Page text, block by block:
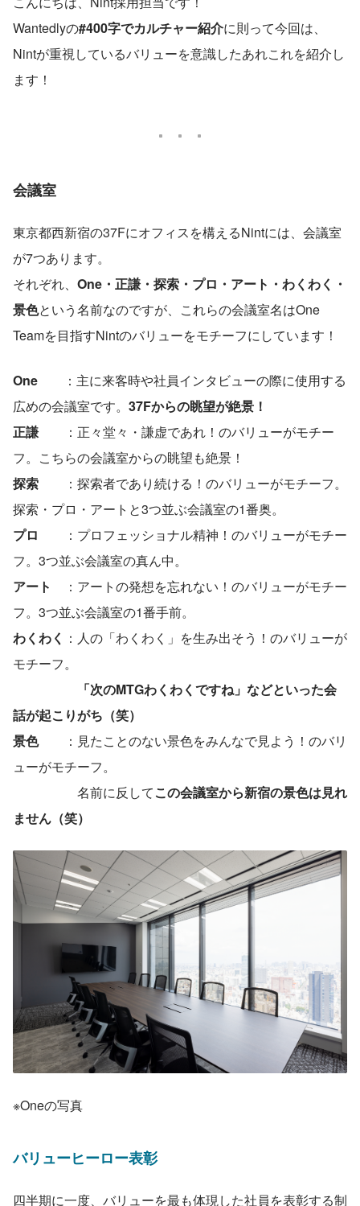
Wantedlyの#400字でカルチャー紹介に則って今回は、
Nintが重視しているバリューを意識したあれこれを紹介し
ます！
会議室
東京都西新宿の37Fにオフィスを構えるNintには、会議室
が7つあります。
それぞれ、 One・正謙・探索・プロ・アート・わくわく・
景色という名前なのですが、これらの会議室名はOne
Teamを目指すNintのバリューをモチーフにしています！
One
：主に来客時や社員インタビューの際に使用する
広めの会議室です。 37Fからの眺望が絶景！
正謙 ：正々堂々・謙虚であれ！のバリューがモチー
フ。こちらの会議室からの眺望も絶景！
探索
：探索者であり続ける！のバリューがモチーフ。
探索・プロ・アートと3つ並ぶ会議室の1番奥。
プロ
：プロフェッショナル精神！のバリューがモチー
フ。3つ並ぶ会議室の真ん中。
アート
：アートの発想を忘れない！のバリューがモチー
フ。3つ並ぶ会議室の1番手前。
わくわく ：人の「わくわく」を生み出そう！のバリューが
モチーフ。
「次のMTGわくわくですね」などといった会
話が起こりがち（笑）
景色
：見たことのない景色をみんなで見よう！のバリ
ューがモチーフ。
名前に反してこの会議室から新宿の景色は見れ
ません（笑）
※Oneの写真
バリューヒーロー表彰
四半期に一度、バリューを最も体現した社員を表彰する制